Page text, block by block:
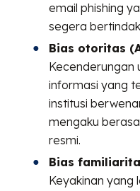
email phishing
segera
Bias otoritas
Kecenderungan
informasi yang
institusi
mengaku
resmi.
Bias
Keyakinan yang